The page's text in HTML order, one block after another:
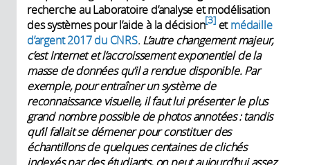
recherche au Laboratoire d’analyse et modélisation
des systèmes pour l’aide à la décision 3 etmédaille
d’argent 2017 du CNRS. L’autre changement majeur,
c’est Internet et l’accroissement exponentiel de la
masse de données qu’il a rendue disponible. Par
exemple, pour entraîner un système de
reconnaissance visuelle, il faut lui présenter le plus
grand nombre possible de photos annotées : tandis
qu’il fallait se démener pour constituer des
échantillons de quelques centaines de clichés